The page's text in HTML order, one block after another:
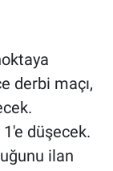
derbi maçı,
düşecek.
ilan